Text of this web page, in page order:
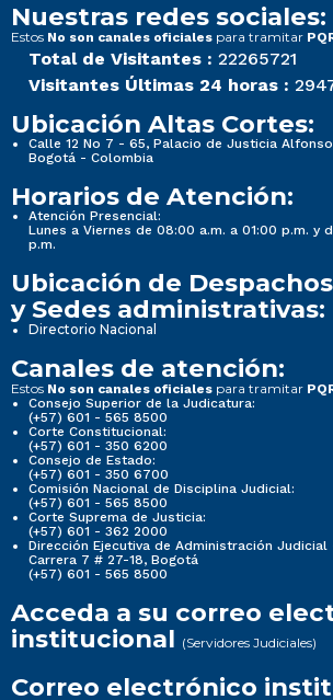
Nuestras redes sociales:
Estos No son canales oficiales para tramitar
Total de Visitantes : 22265721
Visitantes Últimas 24 horas :
Ubicación Altas Cortes:
Calle 12 No 7 - 65, Palacio de Justicia Alfonso
Bogotá - Colombia
Horarios de Atención:
Atención Presencial:
Lunes a Viernes de 08:00 a.m. a 01:00 p.m. y
p.m.
Ubicación de
y Sedes administrativas:
Directorio Nacional
Canales de atención:
Estos No son canales oficiales para tramitar
Consejo Superior de la Judicatura:
(+57) 601 - 565 8500
Corte Constitucional:
(+57) 601 - 350 6200
Consejo de Estado:
(+57) 601 - 350 6700
Comisión Nacional de Disciplina Judicial:
(+57) 601 - 565 8500
Corte Suprema de Justicia:
(+57) 601 - 362 2000
Dirección Ejecutiva de Administración Judicial
Carrera 7 # 27-18, Bogotá
(+57) 601 - 565 8500
Acceda a su correo
institucional (Servidores Judiciales)
Correo electrónico